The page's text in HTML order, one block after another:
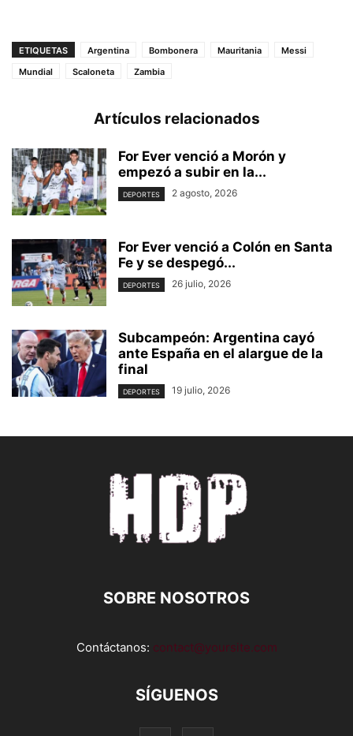
ETIQUETAS Argentina Bombonera Mauritania
Messi
Mundial
Scaloneta Zambia
Artículos relacionados
For Ever venció a Morón y
empezó a subir en la...
DEPORTES 2 agosto, 2026
For Ever venció a Colón en Santa
Fe y se despegó...
DEPORTES 26 julio, 2026
Subcampeón: Argentina cayó
ante España en el alargue de la
final
DEPORTES 19 julio, 2026
SOBRE NOSOTROS
Contáctanos: contact@yoursite.com
SÍGUENOS